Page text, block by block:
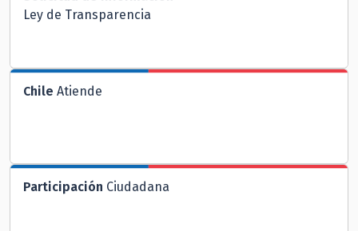
Ley de Transparencia
Chile Atiende
Participación Ciudadana